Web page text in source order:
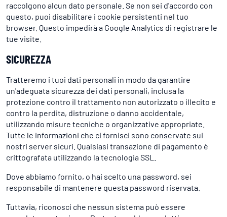
raccolgono alcun dato personale. Se non sei d'accordo con
questo, puoi disabilitare i cookie persistenti nel tuo
browser. Questo impedirà a Google Analytics di registrare le
tue visite.
SICUREZZA
Tratteremo i tuoi dati personali in modo da garantire
un'adeguata sicurezza dei dati personali, inclusa la
protezione contro il trattamento non autorizzato o illecito e
contro la perdita, distruzione o danno accidentale,
utilizzando misure tecniche o organizzative appropriate.
Tutte le informazioni che ci fornisci sono conservate sui
nostri server sicuri. Qualsiasi transazione di pagamento è
crittografata utilizzando la tecnologia SSL.
Dove abbiamo fornito, o hai scelto una password, sei
responsabile di mantenere questa password riservata.
Tuttavia, riconosci che nessun sistema può essere